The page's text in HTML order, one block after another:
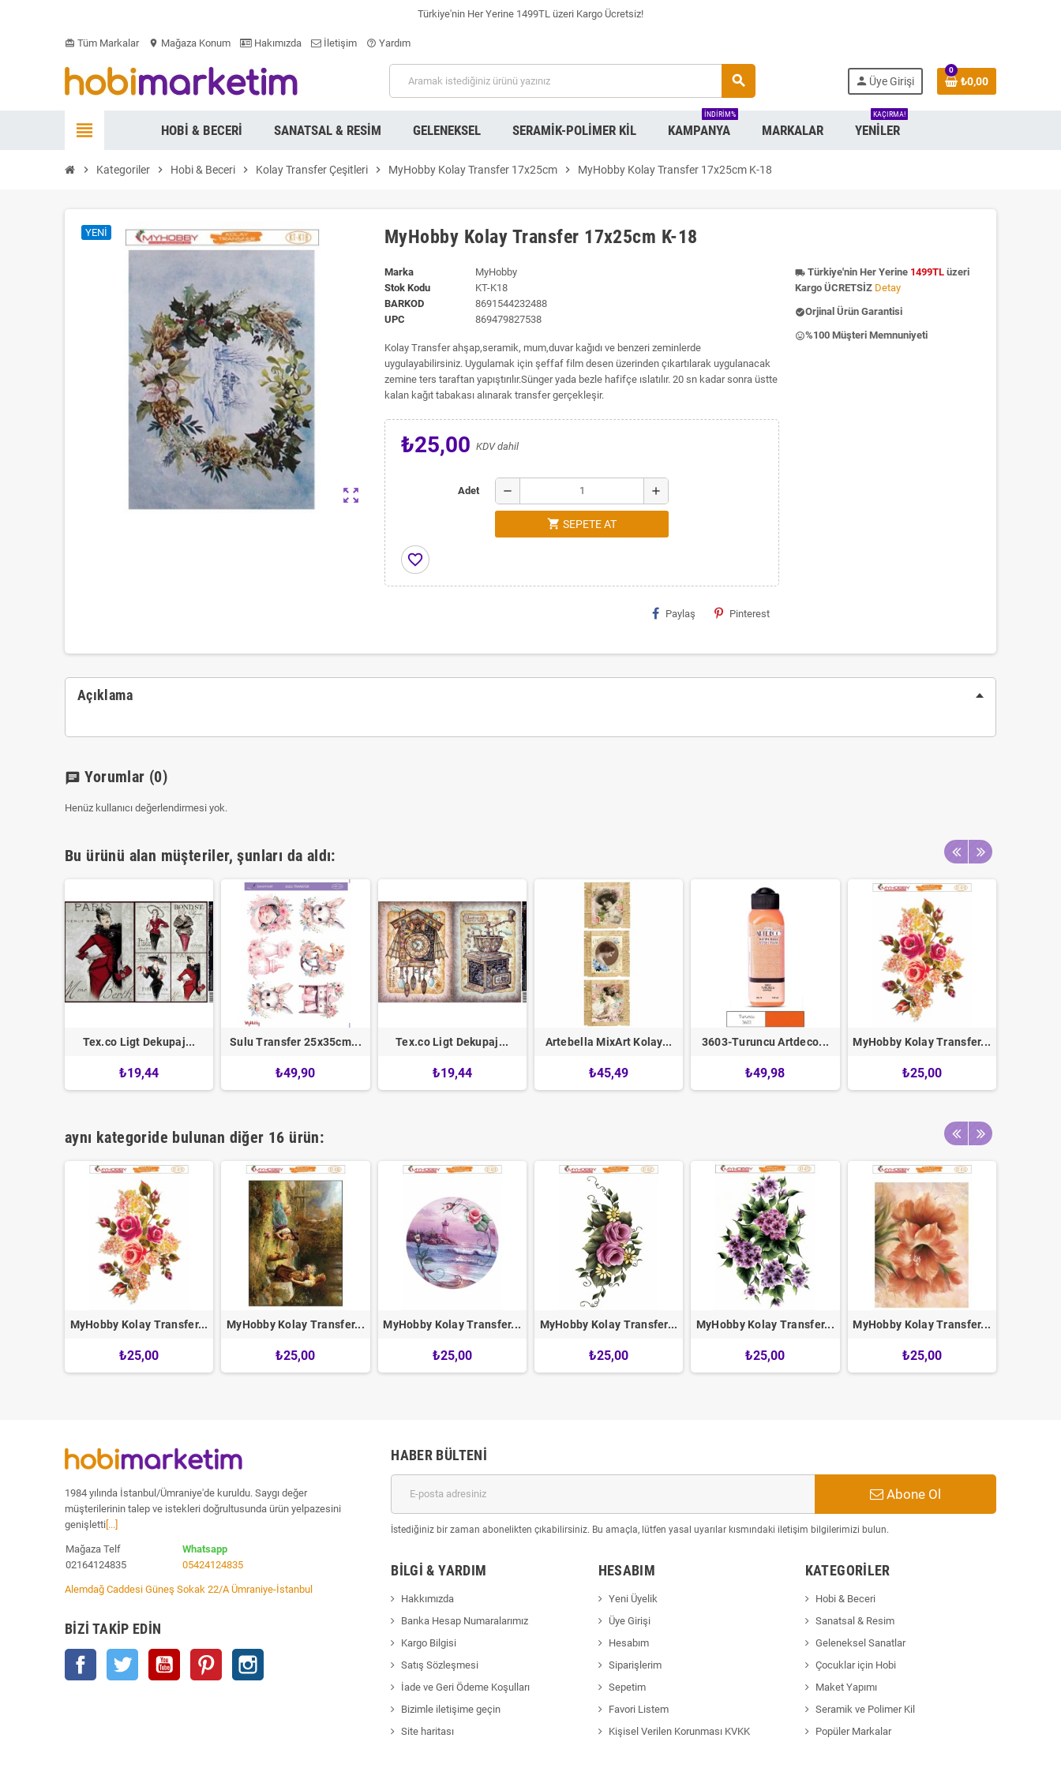
Türkiye'nin Her Yerine 1499TL üzeri Kargo Ücretsiz!
card_giftcard Tüm Markalar location_on Mağaza Konum Hakımızda İletişim help_outline Yardım
search person Üye Girişi
0
₺0,00
view_headline HOBI & BECERI SANATSAL & RESIM GELENEKSEL SERAMIK-POLIMER KIL KAMPANYA
INDIRIM%
MARKALAR YENILER
KAÇIRMA!
chevron_right Kategoriler chevron_right Hobi & Beceri chevron_right Kolay Transfer Çeşitleri chevron_right MyHobby Kolay Transfer 17x25cm chevron_right MyHobby Kolay Transfer 17x25cm K-18
zoom_out_map
YENI MyHobby Kolay Transfer 17x25cm K-18
Marka
MyHobby
Stok Kodu
KT-K18
BARKOD
8691544232488
UPC
869479827538
Kolay Transfer ahşap,seramik, mum,duvar kağıdı ve benzeri zeminlerde
uygulayabilirsiniz. Uygulamak için şeffaf film desen üzerinden çıkartılarak uygulanacak
zemine ters taraftan yapıştırılır.Sünger yada bezle hafifçe ıslatılır. 20 sn kadar sonra üstte
kalan kağıt tabakası alınarak transfer gerçekleşir.
₺25,00 KDV dahil
Adet remove add
shopping_cart SEPETE AT
favorite_border
Paylaş Pinterest
local_shipping Türkiye'nin Her Yerine 1499TLüzeri
Kargo ÜCRETSİZ Detay
check_circleOrjinal Ürün Garantisi
insert_emoticon%100 Müşteri Memnuniyeti
Açıklama
chat Yorumlar (0)
Henüz kullanıcı değerlendirmesi yok.
Bu ürünü alan müşteriler, şunları da aldı:
Tex.co Ligt Dekupaj...
₺19,44
Sulu Transfer 25x35cm...
₺49,90
Tex.co Ligt Dekupaj...
₺19,44
Artebella MixArt Kolay...
₺45,49
3603-Turuncu Artdeco...
₺49,98
MyHobby Kolay Transfer...
₺25,00
aynı kategoride bulunan diğer 16 ürün:
MyHobby Kolay Transfer...
₺25,00
MyHobby Kolay Transfer...
₺25,00
MyHobby Kolay Transfer...
₺25,00
MyHobby Kolay Transfer...
₺25,00
MyHobby Kolay Transfer...
₺25,00
MyHobby Kolay Transfer...
₺25,00
1984 yılında İstanbul/Ümraniye'de kuruldu. Saygı değer
müşterilerinin talep ve istekleri doğrultusunda ürün yelpazesini
genişletti [...]
Mağaza Telf
02164124835
Whatsapp
05424124835
Alemdağ Caddesi Güneş Sokak 22/A Ümraniye-İstanbul
BIZI TAKIP EDIN
Facebook Twitter YouTube Pinterest
HABER BÜLTENI
Abone Ol
İstediğiniz bir zaman abonelikten çıkabilirsiniz. Bu amaçla, lütfen yasal uyarılar kısmındaki iletişim bilgilerimizi bulun.
BILGI & YARDIM
Hakkımızda
Banka Hesap Numaralarımız
Kargo Bilgisi
Satış Sözleşmesi
İade ve Geri Ödeme Koşulları
Bizimle iletişime geçin
Site haritası
HESABIM
Yeni Üyelik
Üye Girişi
Hesabım
Siparişlerim
Sepetim
Favori Listem
Kişisel Verilen Korunması KVKK
KATEGORILER
Hobi & Beceri
Sanatsal & Resim
Geleneksel Sanatlar
Çocuklar için Hobi
Maket Yapımı
Seramik ve Polimer Kil
Popüler Markalar